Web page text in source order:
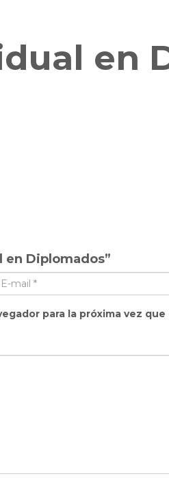
en
en Diplomados”
para la próxima vez